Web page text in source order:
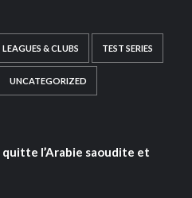
LEAGUES & CLUBS TEST SERIES
UNCATEGORIZED
quitte l’Arabie saoudite et